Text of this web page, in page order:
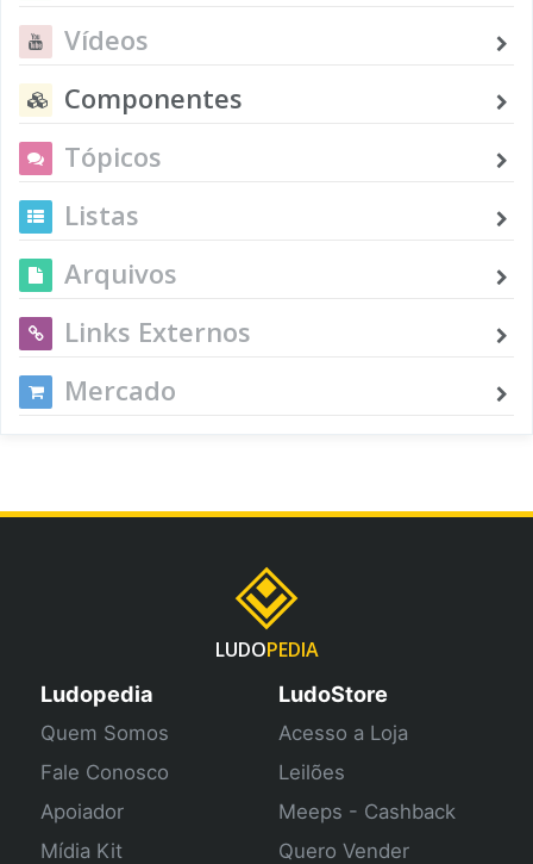
Vídeos
Componentes
Tópicos
Listas
Arquivos
Links Externos
Mercado
LUDOPEDIA
Ludopedia
Quem Somos
Fale Conosco
Apoiador
Mídia Kit
LudoStore
Acesso a Loja
Leilões
Meeps - Cashback
Quero Vender